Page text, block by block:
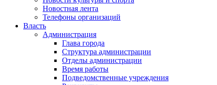
Новостная лента
Телефоны организаций
Власть
Администрация
Глава города
Структура администрации
Отделы администрации
Время работы
Подведомственные учреждения